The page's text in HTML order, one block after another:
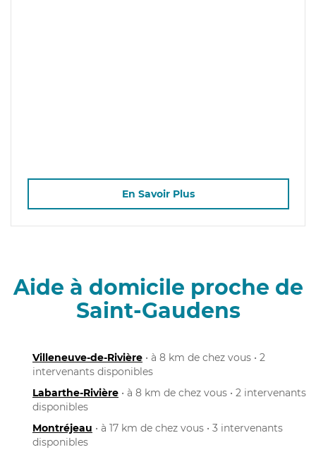
En Savoir Plus
Aide à domicile proche de
Saint-Gaudens
Villeneuve-de-Rivière • à 8 km de chez vous • 2
intervenants disponibles
Labarthe-Rivière • à 8 km de chez vous • 2 intervenants
disponibles
Montréjeau • à 17 km de chez vous • 3 intervenants
disponibles